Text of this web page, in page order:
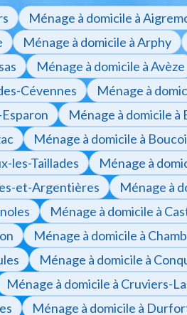
Ménage à domicile à
Ménage à domicile à Arphy
Ménage à domicile à Avèze
Cévennes
Ménage à
Ménage à domicile
Ménage à domicile à
les-Taillades
Ménage à
et-Argentières
Ménage à
Ménage à domicile à
Ménage à domicile à
Ménage à domicile à
Ménage à domicile à Cruviers-
Ménage à domicile à